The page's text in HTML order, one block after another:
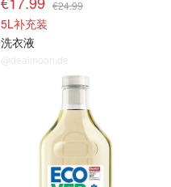
€24.99
5L补充装
洗衣液
@dealmoon.de